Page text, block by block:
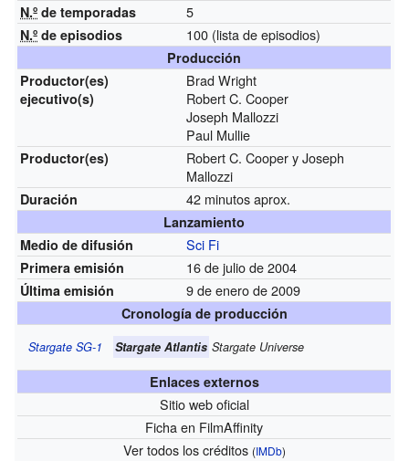
N.º de temporadas 5
N.º de episodios 100 (lista de episodios)
Producción
Productor(es)
ejecutivo(s)
Brad Wright
Robert C. Cooper
Joseph Mallozzi
Paul Mullie
Productor(es)
Robert C. Cooper y Joseph
Mallozzi
Duración 42 minutos aprox.
Lanzamiento
Medio de difusión
Sci Fi
Primera emisión 16 de julio de 2004
Última emisión 9 de enero de 2009
Cronología de producción
Stargate SG-1 Stargate Atlantis Stargate Universe
Enlaces externos
Sitio web oficial
Fichaen FilmAffinity
Ver todos los créditos (IMDb)